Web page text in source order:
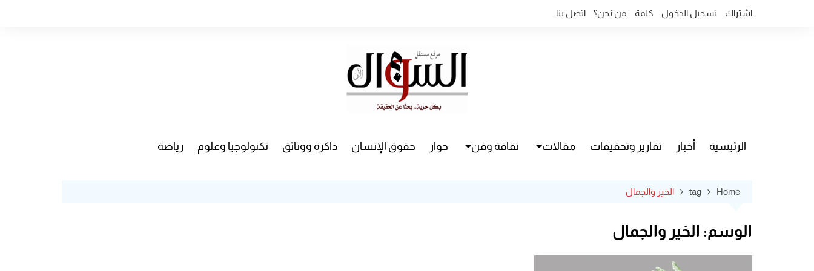
اشتراك تسجيل الدخول كلمة من نحن؟ اتصل بنا
الرئيسية أخبار تقارير وتحقيقات مقالات ثقافة وفن حوار حقوق الإنسان ذاكرة ووثائق تكنولوجيا وعلوم رياضة
Home
tag الخير والجمال
الوسم: الخير والجمال